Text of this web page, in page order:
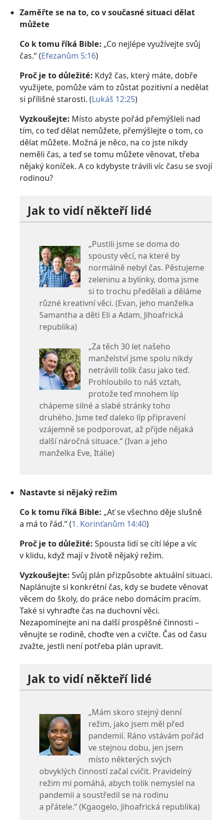
Zaměřte se na to, co v současné situaci dělat
můžete
Co k tomu říká Bible: „Co nejlépe využívejte svůj
čas.“ (Efezanům 5:16)
Proč je to důležité: Když čas, který máte, dobře
využijete, pomůže vám to zůstat pozitivní a nedělat
si přílišné starosti. (Lukáš 12:25)
Vyzkoušejte: Místo abyste pořád přemýšleli nad
tím, co teď dělat nemůžete, přemýšlejte o tom, co
dělat můžete. Možná je něco, na co jste nikdy
neměli čas, a teď se tomu můžete věnovat, třeba
nějaký koníček. A co kdybyste trávili víc času se svojí
rodinou?
Jak to vidí někteří lidé
„Pustili jsme se doma do
spousty věcí, na které by
normálně nebyl čas. Pěstujeme
zeleninu a bylinky, doma jsme
si to trochu předělali a děláme
různé kreativní věci. (Evan, jeho manželka
Samantha a děti Eli a Adam, Jihoafrická
republika)
„Za těch 30 let našeho
manželství jsme spolu nikdy
netrávili tolik času jako teď.
Prohloubilo to náš vztah,
protože teď mnohem líp
chápeme silné a slabé stránky toho
druhého. Jsme teď daleko líp připravení
vzájemně se podporovat, až přijde nějaká
další náročná situace.“ (Ivan a jeho
manželka Eve, Itálie)
Nastavte si nějaký režim
Co k tomu říká Bible: „Ať se všechno děje slušně
a má to řád.“ (1. Korinťanům 14:40)
Proč je to důležité: Spousta lidí se cítí lépe a víc
v klidu, když mají v životě nějaký režim.
Vyzkoušejte: Svůj plán přizpůsobte aktuální situaci.
Naplánujte si konkrétní čas, kdy se budete věnovat
věcem do školy, do práce nebo domácím pracím.
Také si vyhraďte čas na duchovní věci.
Nezapomínejte ani na další prospěšné činnosti –
věnujte se rodině, choďte ven a cvičte. Čas od času
zvažte, jestli není potřeba plán upravit.
Jak to vidí někteří lidé
„Mám skoro stejný denní
režim, jako jsem měl před
pandemií. Ráno vstávám pořád
ve stejnou dobu, jen jsem
místo některých svých
obvyklých činností začal cvičit. Pravidelný
režim mi pomáhá, abych tolik nemyslel na
pandemii a soustředil se na rodinu
a přátele.“ (Kgaogelo, Jihoafrická republika)